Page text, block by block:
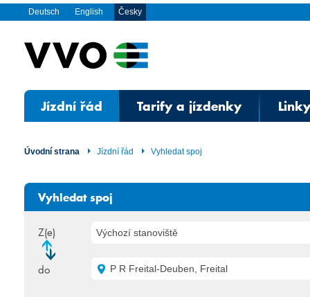
Deutsch English Česky
Jízdní řád Tarify a jízdenky
Úvodní strana Jízdní řád Vyhledat spoj
Vyhledat spoj
Z(e)
do
Výchozí stanoviště
P R Freital-Deuben, Freital